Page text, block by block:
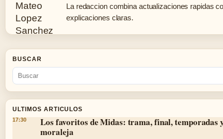
La redaccion combina actualizaciones rapidas
explicaciones claras.
BUSCAR
ULTIMOS ARTICULOS
17:30
Los favoritos de Midas: trama, final, temporadas
moraleja